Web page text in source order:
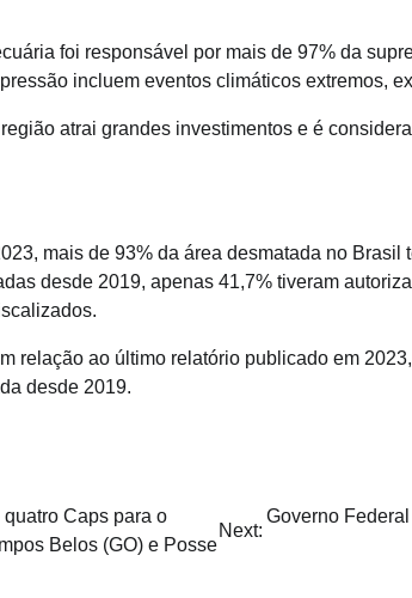
foi responsável por mais de 97% da
incluem eventos climáticos extremos,
atrai grandes investimentos e é
mais de 93% da área desmatada no Brasil
desde 2019, apenas 41,7% tiveram
relação ao último relatório publicado em
desde 2019.
Caps para o
Belos (GO) e Posse
Next:
Governo